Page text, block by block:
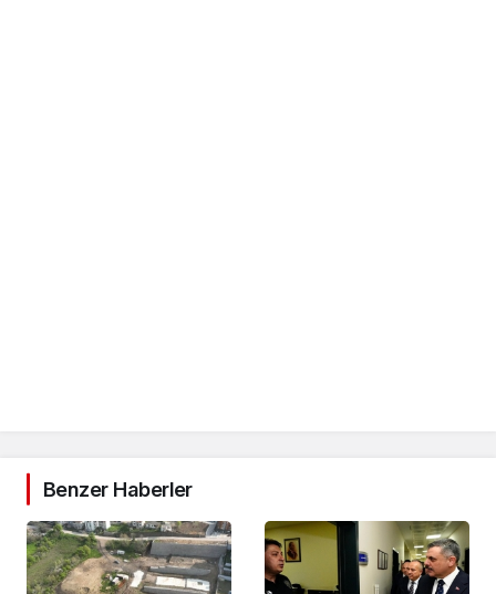
Benzer Haberler